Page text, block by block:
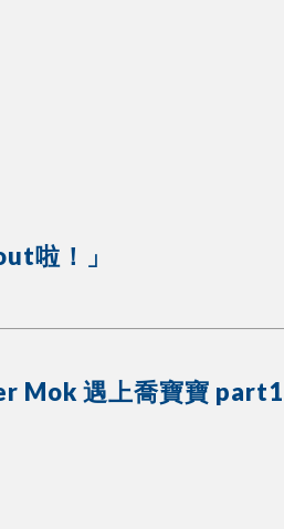
啦！」
Mok 遇上喬寶寶 part1